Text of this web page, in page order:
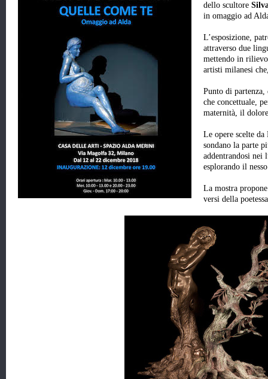
dello scultore
in omaggio ad
L’esposizione,
attraverso due
mettendo in
artisti milanesi
Punto di partenza,
che concettuale,
maternità, il
Le opere scelte
sondano la parte
addentrandosi nei
esplorando il
La mostra
versi della